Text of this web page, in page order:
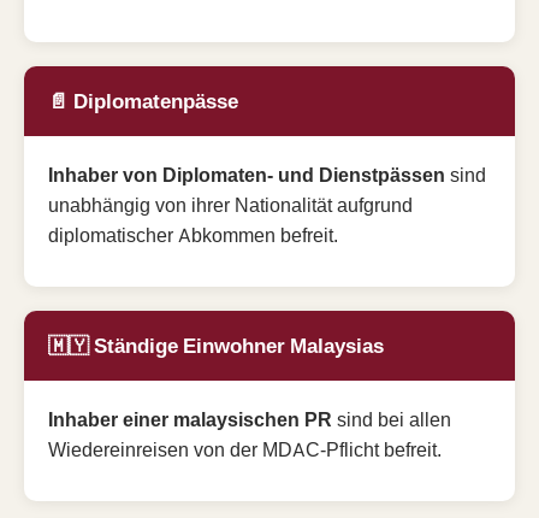
📄 Diplomatenpässe
Inhaber von Diplomaten- und Dienstpässen sind
unabhängig von ihrer Nationalität aufgrund
diplomatischer Abkommen befreit.
🇲🇾 Ständige Einwohner Malaysias
Inhaber einer malaysischen PR sind bei allen
Wiedereinreisen von der MDAC-Pflicht befreit.